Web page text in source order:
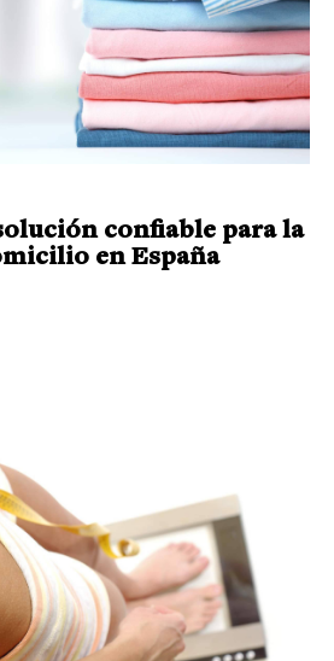
confiable para la
en España